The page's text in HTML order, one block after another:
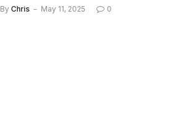
By Chris May 11, 2025 0